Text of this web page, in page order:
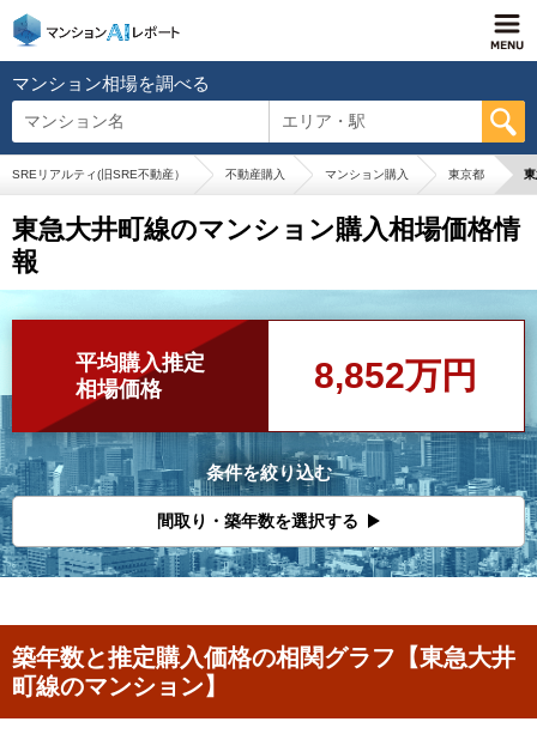
マンション相場を調べる
マンション名 エリア・駅
SREリアルティ(旧SRE不動産） 不動産購入 マンション購入 東京都
東急大井町線のマンション購入相場価格情
報
平均購入推定
相場価格
8,852万円
条件を絞り込む
間取り・築年数を選択する
築年数と推定購入価格の相関グラフ【東急大井
町線のマンション】